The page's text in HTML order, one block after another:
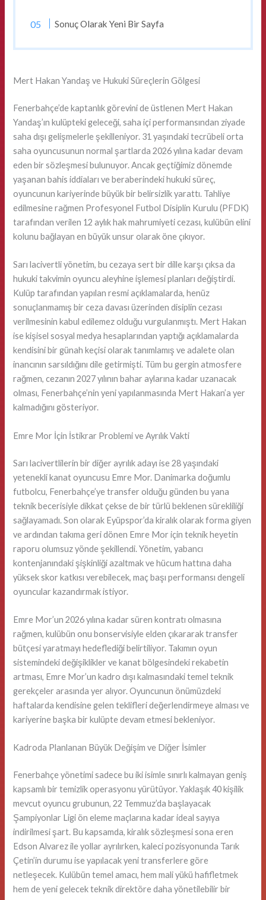
Sonuç Olarak Yeni Bir Sayfa
Mert Hakan Yandaş ve Hukuki Süreçlerin Gölgesi
Fenerbahçe’de kaptanlık görevini de üstlenen Mert Hakan
Yandaş’ın kulüpteki geleceği, saha içi performansından ziyade
saha dışı gelişmelerle şekilleniyor. 31 yaşındaki tecrübeli orta
saha oyuncusunun normal şartlarda 2026 yılına kadar devam
eden bir sözleşmesi bulunuyor. Ancak geçtiğimiz dönemde
yaşanan bahis iddiaları ve beraberindeki hukuki süreç,
oyuncunun kariyerinde büyük bir belirsizlik yarattı. Tahliye
edilmesine rağmen Profesyonel Futbol Disiplin Kurulu (PFDK)
tarafından verilen 12 aylık hak mahrumiyeti cezası, kulübün elini
kolunu bağlayan en büyük unsur olarak öne çıkıyor.
Sarı lacivertli yönetim, bu cezaya sert bir dille karşı çıksa da
hukuki takvimin oyuncu aleyhine işlemesi planları değiştirdi.
Kulüp tarafından yapılan resmi açıklamalarda, henüz
sonuçlanmamış bir ceza davası üzerinden disiplin cezası
verilmesinin kabul edilemez olduğu vurgulanmıştı. Mert Hakan
ise kişisel sosyal medya hesaplarından yaptığı açıklamalarda
kendisini bir günah keçisi olarak tanımlamış ve adalete olan
inancının sarsıldığını dile getirmişti. Tüm bu gergin atmosfere
rağmen, cezanın 2027 yılının bahar aylarına kadar uzanacak
olması, Fenerbahçe’nin yeni yapılanmasında Mert Hakan’a yer
kalmadığını gösteriyor.
Emre Mor İçin İstikrar Problemi ve Ayrılık Vakti
Sarı lacivertlilerin bir diğer ayrılık adayı ise 28 yaşındaki
yetenekli kanat oyuncusu Emre Mor. Danimarka doğumlu
futbolcu, Fenerbahçe’ye transfer olduğu günden bu yana
teknik becerisiyle dikkat çekse de bir türlü beklenen sürekliliği
sağlayamadı. Son olarak Eyüpspor’da kiralık olarak forma giyen
ve ardından takıma geri dönen Emre Mor için teknik heyetin
raporu olumsuz yönde şekillendi. Yönetim, yabancı
kontenjanındaki şişkinliği azaltmak ve hücum hattına daha
yüksek skor katkısı verebilecek, maç başı performansı dengeli
oyuncular kazandırmak istiyor.
Emre Mor’un 2026 yılına kadar süren kontratı olmasına
rağmen, kulübün onu bonservisiyle elden çıkararak transfer
bütçesi yaratmayı hedeflediği belirtiliyor. Takımın oyun
sistemindeki değişiklikler ve kanat bölgesindeki rekabetin
artması, Emre Mor’un kadro dışı kalmasındaki temel teknik
gerekçeler arasında yer alıyor. Oyuncunun önümüzdeki
haftalarda kendisine gelen teklifleri değerlendirmeye alması ve
kariyerine başka bir kulüpte devam etmesi bekleniyor.
Kadroda Planlanan Büyük Değişim ve Diğer İsimler
Fenerbahçe yönetimi sadece bu iki isimle sınırlı kalmayan geniş
kapsamlı bir temizlik operasyonu yürütüyor. Yaklaşık 40 kişilik
mevcut oyuncu grubunun, 22 Temmuz’da başlayacak
Şampiyonlar Ligi ön eleme maçlarına kadar ideal sayıya
indirilmesi şart. Bu kapsamda, kiralık sözleşmesi sona eren
Edson Alvarez ile yollar ayrılırken, kaleci pozisyonunda Tarık
Çetin’in durumu ise yapılacak yeni transferlere göre
netleşecek. Kulübün temel amacı, hem mali yükü hafifletmek
hem de yeni gelecek teknik direktöre daha yönetilebilir bir